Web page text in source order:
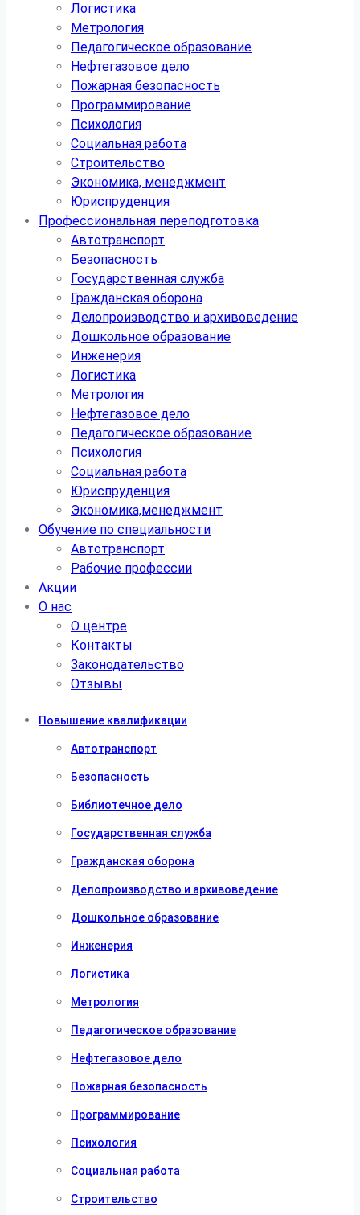
Логистика
Метрология
Педагогическое образование
Нефтегазовое дело
Пожарная безопасность
Программирование
Психология
Социальная работа
Строительство
Экономика, менеджмент
Юриспруденция
Профессиональная переподготовка
Автотранспорт
Безопасность
Государственная служба
Гражданская оборона
Делопроизводство и архивоведение
Дошкольное образование
Инженерия
Логистика
Метрология
Нефтегазовое дело
Педагогическое образование
Психология
Социальная работа
Юриспруденция
Экономика,менеджмент
Обучение по специальности
Автотранспорт
Рабочие профессии
Акции
О нас
О центре
Контакты
Законодательство
Отзывы
Повышение квалификации
Автотранспорт
Безопасность
Библиотечное дело
Государственная служба
Гражданская оборона
Делопроизводство и архивоведение
Дошкольное образование
Инженерия
Логистика
Метрология
Педагогическое образование
Нефтегазовое дело
Пожарная безопасность
Программирование
Психология
Социальная работа
Строительство